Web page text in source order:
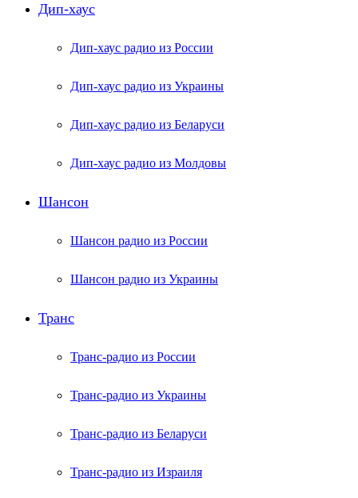
Дип-хаус
Дип-хаус радио из России
Дип-хаус радио из Украины
Дип-хаус радио из Беларуси
Дип-хаус радио из Молдовы
Шансон
Шансон радио из России
Шансон радио из Украины
Транс
Транс-радио из России
Транс-радио из Украины
Транс-радио из Беларуси
Транс-радио из Израиля